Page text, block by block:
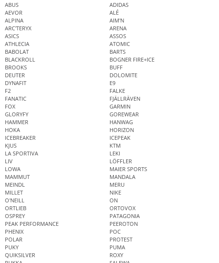
ABUS
ADIDAS
AEVOR
ALÉ
ALPINA
AIM'N
ARC'TERYX
ARENA
ASICS
ASSOS
ATHLECIA
ATOMIC
BABOLAT
BARTS
BLACKROLL
BOGNER FIRE+ICE
BROOKS
BUFF
DEUTER
DOLOMITE
DYNAFIT
E9
F2
FALKE
FANATIC
FJÄLLRÄVEN
FOX
GARMIN
GLORYFY
GOREWEAR
HAMMER
HANWAG
HOKA
HORIZON
ICEBREAKER
ICEPEAK
KJUS
KTM
LA SPORTIVA
LEKI
LIV
LÖFFLER
LOWA
MAIER SPORTS
MAMMUT
MANDALA
MEINDL
MERU
MILLET
NIKE
O'NEILL
ON
ORTLIEB
ORTOVOX
OSPREY
PATAGONIA
PEAK PERFORMANCE
PEEROTON
PHENIX
POC
POLAR
PROTEST
PUKY
PUMA
QUIKSILVER
ROXY